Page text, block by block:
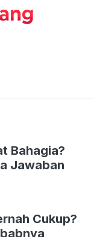
Bahagia?
Jawaban
Cukup?